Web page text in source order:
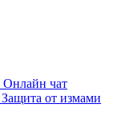
Онлайн чат
Защита от измами